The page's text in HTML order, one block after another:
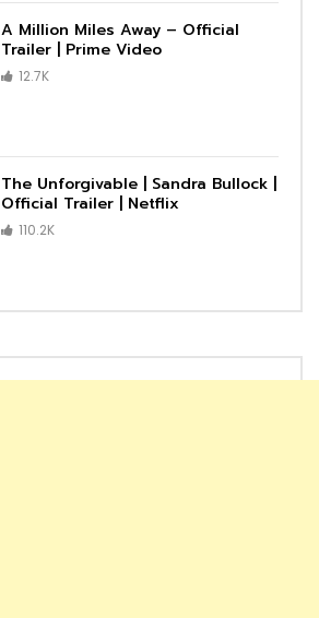
A Million Miles Away – Official
Trailer | Prime Video
12.7K
The Unforgivable | Sandra Bullock |
Official Trailer | Netflix
110.2K